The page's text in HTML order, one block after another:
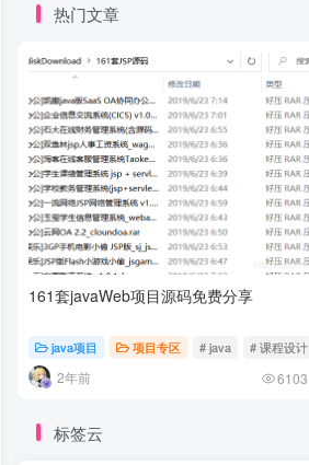
热门文章
161套javaWeb项目源码免费分享
java项目 项目专区 # java # 课程设计
2年前 6103
标签云